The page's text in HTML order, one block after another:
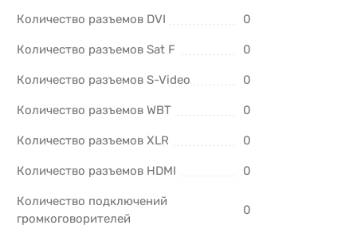
Количество разъемов DVI 0
Количество разъемов Sat F 0
Количество разъемов S-Video 0
Количество разъемов WBT 0
Количество разъемов XLR 0
Количество разъемов HDMI 0
Количество подключений
громкоговорителей
0